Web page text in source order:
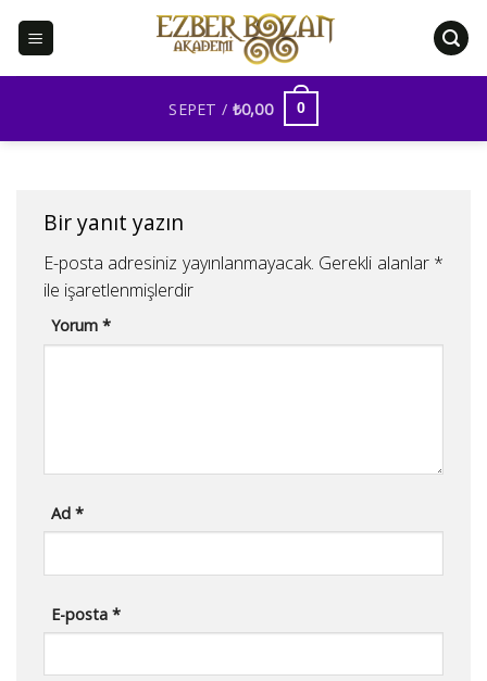
SEPET / ₺0,00 0
Bir yanıt yazın
E-posta adresiniz yayınlanmayacak. Gerekli alanlar *
ile işaretlenmişlerdir
Yorum*
Ad*
E-posta*